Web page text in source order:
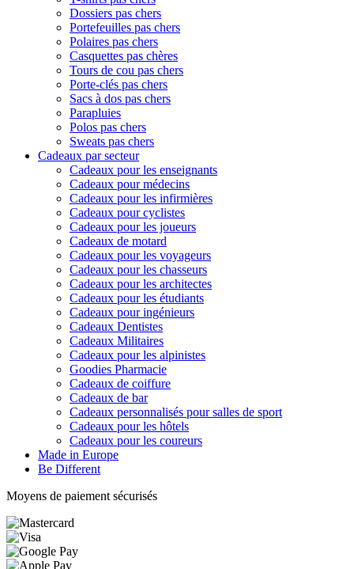
Dossiers pas chers
Portefeuilles pas chers
Polaires pas chers
Casquettes pas chères
Tours de cou pas chers
Porte-clés pas chers
Sacs à dos pas chers
Parapluies
Polos pas chers
Sweats pas chers
Cadeaux par secteur
Cadeaux pour les enseignants
Cadeaux pour médecins
Cadeaux pour les infirmières
Cadeaux pour cyclistes
Cadeaux pour les joueurs
Cadeaux de motard
Cadeaux pour les voyageurs
Cadeaux pour les chasseurs
Cadeaux pour les architectes
Cadeaux pour les étudiants
Cadeaux pour ingénieurs
Cadeaux Dentistes
Cadeaux Militaires
Cadeaux pour les alpinistes
Goodies Pharmacie
Cadeaux de coiffure
Cadeaux de bar
Cadeaux personnalisés pour salles de sport
Cadeaux pour les hôtels
Cadeaux pour les coureurs
Made in Europe
Be Different
Moyens de paiement sécurisés